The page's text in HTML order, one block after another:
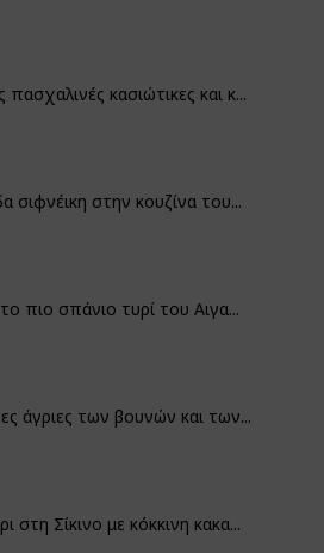
πασχαλινές κασιώτικες και κ...
σιφνέικη στην κουζίνα του...
πιο σπάνιο τυρί του Αιγα...
άγριες των βουνών και των...
στη Σίκινο με κόκκινη κακα...